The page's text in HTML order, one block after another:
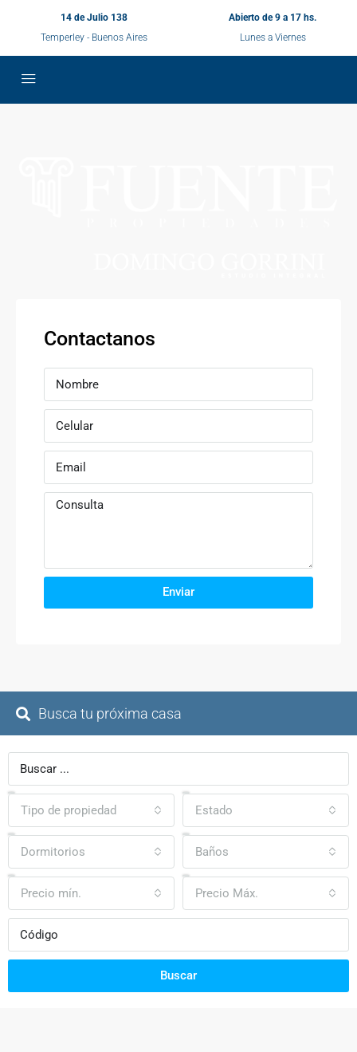
14 de Julio 138
Temperley - Buenos Aires
Abierto de 9 a 17 hs.
Lunes a Viernes
Contactanos
Enviar
Busca tu próxima casa
Tipo de propiedad Estado
Dormitorios Baños
Precio mín. Precio Máx.
Buscar